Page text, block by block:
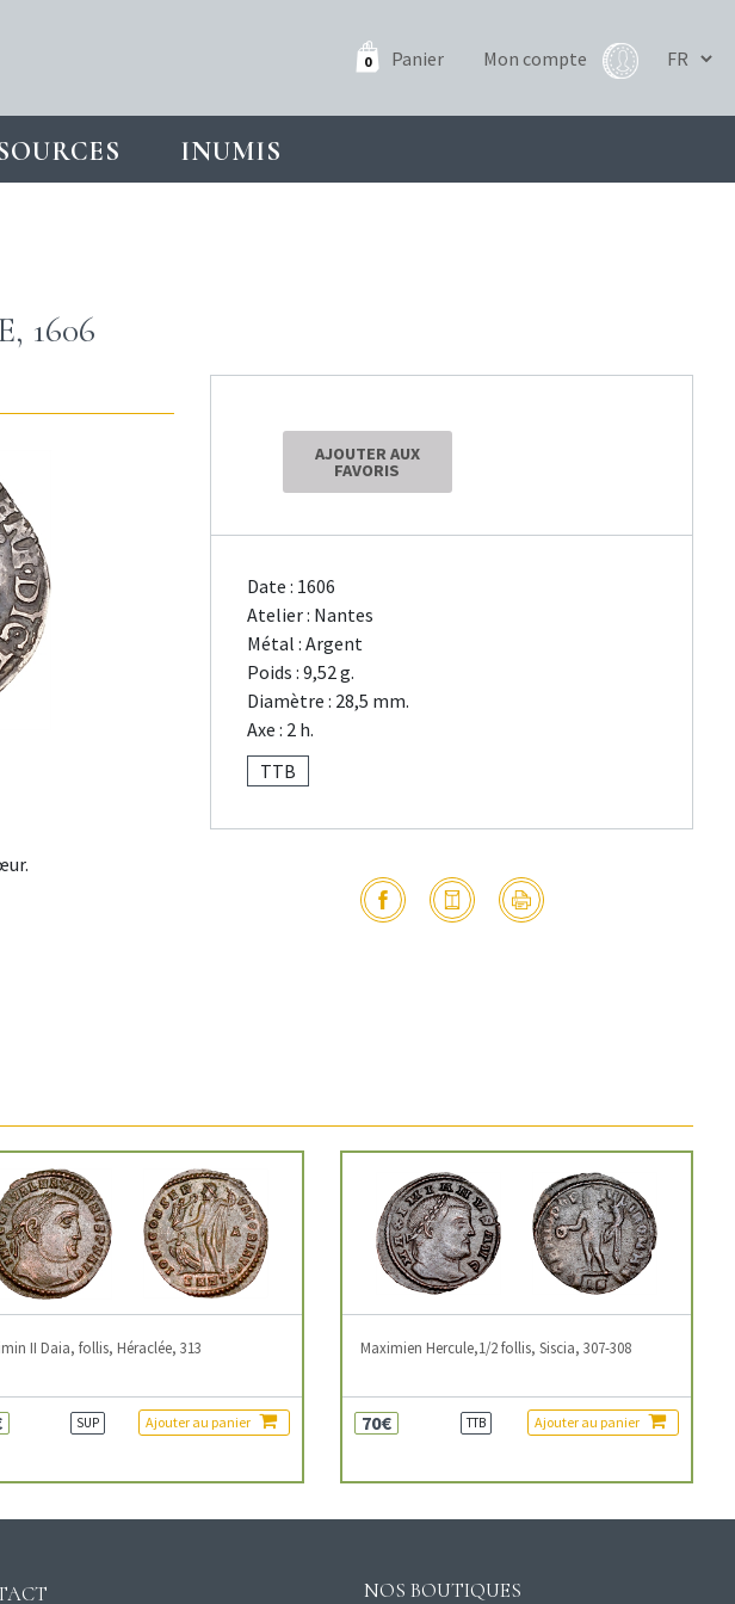
0 Panier Mon compte
INUMIS
1606
AJOUTER AUX
FAVORIS
Date : 1606
Atelier : Nantes
Métal : Argent
Poids : 9,52 g.
Diamètre : 28,5 mm.
Axe : 2 h.
TTB
II Daia, follis, Héraclée, 313
SUP Ajouter au panier
Maximien Hercule,1/2 follis, Siscia, 307-308
70€ TTB Ajouter au panier
NOS BOUTIQUES